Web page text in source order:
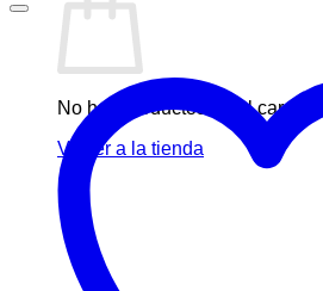
No hay productos en el carrito.
Volver a la tienda